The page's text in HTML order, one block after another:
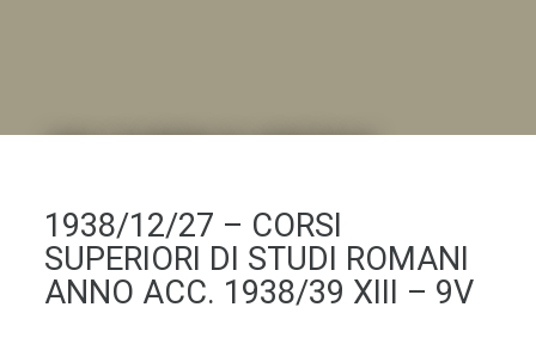
.LA "VITA DELL'ISTITUTO" ATTRAVERSO LE IMMAGINI
1938/12/27 – CORSI
SUPERIORI DI STUDI ROMANI
ANNO ACC. 1938/39 XIII – 9V